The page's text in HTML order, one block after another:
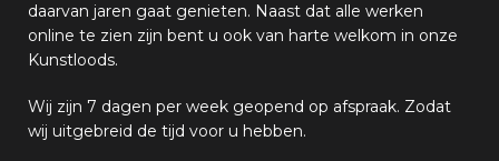
daarvan jaren gaat genieten. Naast dat alle werken
online te zien zijn bent u ook van harte welkom in onze
Kunstloods.
Wij zijn 7 dagen per week geopend op afspraak. Zodat
wij uitgebreid de tijd voor u hebben.